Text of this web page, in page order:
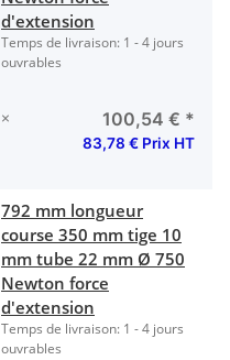
d'extension
Temps de livraison: 1 - 4 jours
ouvrables
× 100,54 € *
83,78 € Prix HT
792 mm longueur
course 350 mm tige 10
mm tube 22 mm Ø 750
Newton force
d'extension
Temps de livraison: 1 - 4 jours
ouvrables